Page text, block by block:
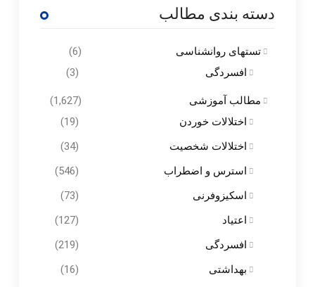
دسته بندی مطالب
تستهای روانشناسی
(6)
افسردگی
(3)
مطالب آموزشی
(1,627)
اختلالات خوردن
(19)
اختلالات شخصیت
(34)
استرس و اضطراب
(546)
اسکیزوفرنی
(73)
اعتیاد
(127)
افسردگی
(219)
بهداشتی
(16)